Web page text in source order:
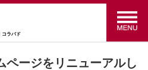
コラバド
ページをリニューアルし